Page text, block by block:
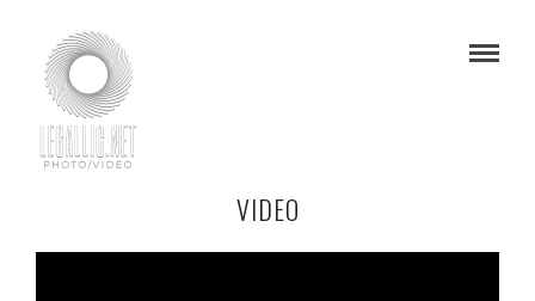
VIDEO